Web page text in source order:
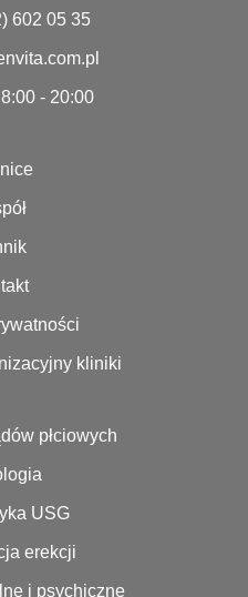
602 05 35
- 20:00
kliniki
płciowych
USG
erekcji
i psychiczne